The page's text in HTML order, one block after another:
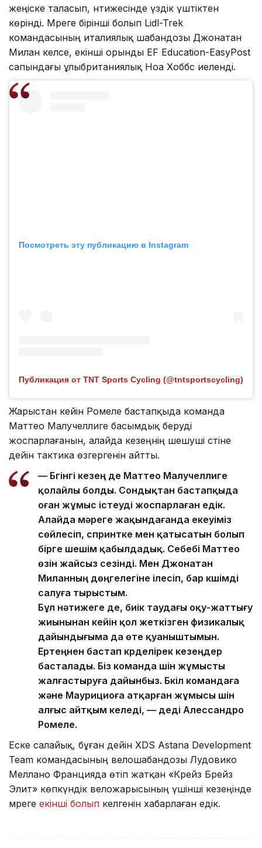
жеңіске таласып, нәтижесінде үздік үштіктен
көрінді. Мәреге бірінші болып Lidl-Trek
командасының италиялық шабандозы Джонатан
Милан келсе, екінші орынды EF Education-EasyPost
сапындағы ұлыбританиялық Ноа Хоббс иеленді.
Посмотреть эту публикацию в Instagram
Публикация от TNT Sports Cycling (@tntsportscycling)
Жарыстан кейін Ромеле бастапқыда команда
Маттео Малучеллиге басымдық беруді
жоспарлағанын, алайда кезеңнің шешуші сәтіне
дейін тактика өзгергенін айтты.
— Бүгінгі кезең де Маттео Малучеллиге
қолайлы болды. Сондықтан бастапқыда
оған жұмыс істеуді жоспарлаған едік.
Алайда мәреге жақындағанда екеуіміз
сөйлесіп, спринтке мен қатысатын болып
бірге шешім қабылдадық. Себебі Маттео
өзін жайсыз сезінді. Мен Джонатан
Миланның дөңгелегіне ілесіп, бар күшімді
салуға тырыстым.
Бұл нәтижеге де, биік таудағы оқу-жаттығу
жиынынан кейін қол жеткізген физикалық
дайындығыма да өте қуаныштымын.
Ертеңнен бастап күрделірек кезеңдер
басталады. Біз команда үшін жұмысты
жалғастыруға дайынбыз. Бүкіл командаға
және Маурициоға атқарған жұмысы үшін
алғыс айтқым келеді, — деді Алессандро
Ромеле.
Еске салайық, бұған дейін XDS Astana Development
Team командасының велошабандозы Лудовико
Меллано Францияда өтіп жатқан «Крейз Брейз
Элит» көпкүндік веложарысының үшінші кезеңінде
мәреге екінші болып келгенін хабарлаған едік.